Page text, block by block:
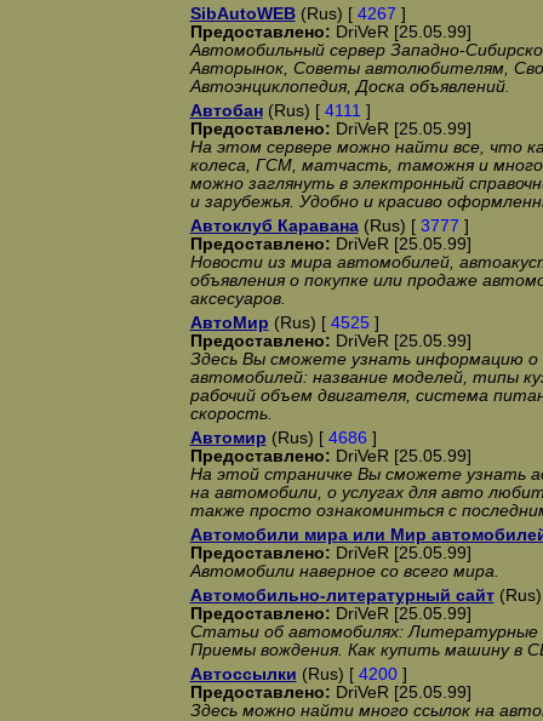
SibAutoWEB(Rus) [ 4267 ]
Предоставлено: DriVeR [25.05.99]
Автомобильный сервер Западно-
Авторынок, Советы автолюбителям,
Автоэнциклопедия, Доска объявлений.
Автобан(Rus) [ 4111 ]
Предоставлено: DriVeR [25.05.99]
На этом сервере можно найти все, что
колеса, ГСМ, матчасть, таможня и
можно заглянуть в электронный
и зарубежья. Удобно и красиво
Автоклуб Каравана(Rus) [ 3777 ]
Предоставлено: DriVeR [25.05.99]
Новости из мира автомобилей,
объявления о покупке или продаже
аксесуаров.
АвтоМир (Rus) [ 4525 ]
Предоставлено: DriVeR [25.05.99]
Здесь Вы сможете узнать информацию о
автомобилей: название моделей, типы
рабочий объем двигателя, система
скорость.
Автомир (Rus) [ 4686 ]
Предоставлено: DriVeR [25.05.99]
На этой страничке Вы сможете узнать
на автомобили, о услугах для авто
также просто ознакоминться с
Автомобили мира или Мир
Предоставлено: DriVeR [25.05.99]
Автомобили наверное со всего мира.
Автомобильно-литературный сайт
Предоставлено: DriVeR [25.05.99]
Статьи об автомобилях: Литературные
Приемы вождения. Как купить машину в
Автоссылки (Rus) [ 4200]
Предоставлено: DriVeR [25.05.99]
Здесь можно найти много ссылок на